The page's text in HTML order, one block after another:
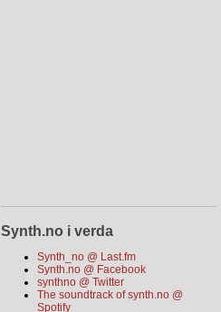
Synth.no i verda
Synth_no @ Last.fm
Synth.no @ Facebook
synthno @ Twitter
The soundtrack of synth.no @
Spotify